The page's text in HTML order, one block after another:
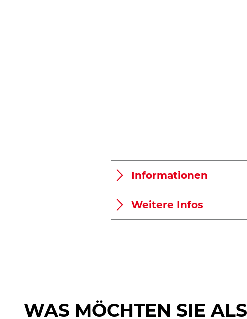
Informationen
Weitere Infos
WAS MÖCHTEN SIE ALS